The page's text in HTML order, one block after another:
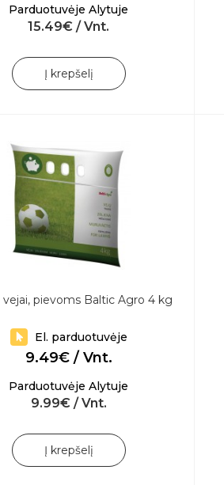
Parduotuvėje Alytuje
15.49€ / Vnt.
Į krepšelį
vejai, pievoms Baltic Agro 4 kg
El. parduotuvėje
9.49€ / Vnt.
Parduotuvėje Alytuje
9.99€ / Vnt.
Į krepšelį